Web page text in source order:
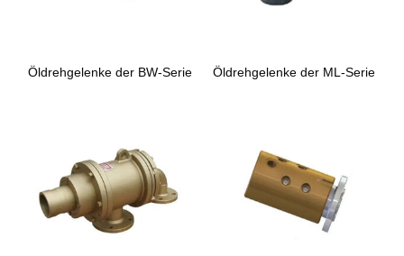
Öldrehgelenke der BW-Serie Öldrehgelenke der ML-Serie